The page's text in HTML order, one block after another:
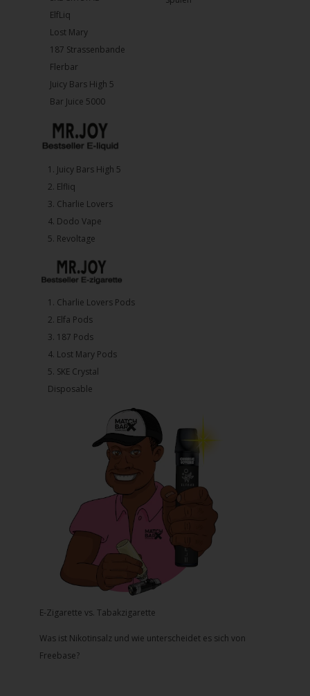
ElfLiq
Lost Mary
187 Strassenbande
Flerbar
Juicy Bars High 5
Bar Juice 5000
1.⁠ ⁠Juicy Bars High 5
2.⁠ ⁠⁠Elfliq
3.⁠ ⁠⁠Charlie Lovers
4.⁠ ⁠⁠Dodo Vape
5. ⁠Revoltage
1.⁠ ⁠Charlie Lovers Pods
2.⁠ ⁠⁠Elfa Pods
3.⁠ ⁠⁠187 Pods
4.⁠ ⁠⁠Lost Mary Pods
5.⁠ ⁠⁠SKE Crystal
Disposable
E-Zigarette vs. Tabakzigarette
Was ist Nikotinsalz und wie unterscheidet es sich von
Freebase?